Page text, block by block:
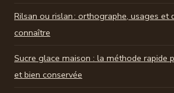
Rilsan ou rislan : orthographe, usages et
connaître
Sucre glace maison : la méthode rapide
et bien conservée